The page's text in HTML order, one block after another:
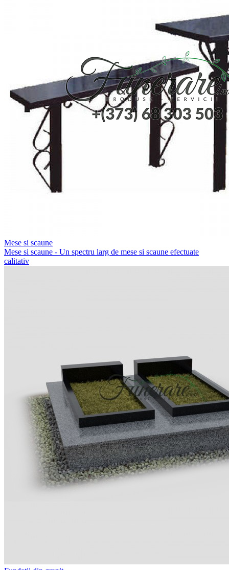
Mese si scaune
Mese si scaune - Un spectru larg de mese si scaune efectuate
calitativ